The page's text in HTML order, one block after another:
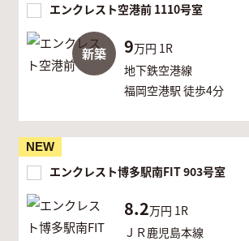
新築
エンクレスト空港前 1110号室
9万円 1R
地下鉄空港線
福岡空港駅 徒歩4分
NEW
エンクレスト博多駅南FIT 903号室
8.2万円 1R
ＪＲ鹿児島本線